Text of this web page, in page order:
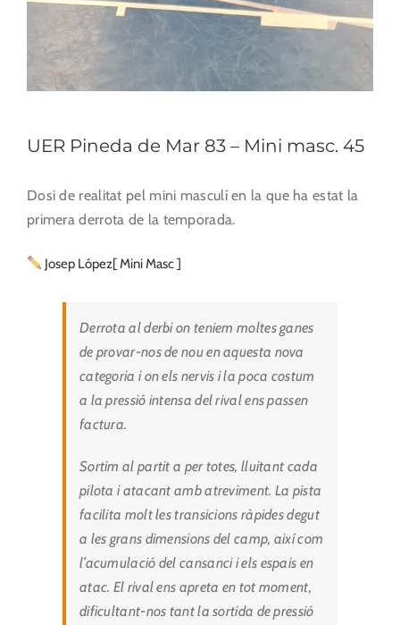
UER Pineda de Mar 83 – Mini masc. 45
Dosi de realitat pel mini masculí en la que ha estat la
primera derrota de la temporada.
Josep López[ Mini Masc ]
Derrota al derbi on teniem moltes ganes
de provar-nos de nou en aquesta nova
categoria i on els nervis i la poca costum
a la pressió intensa del rival ens passen
factura.
Sortim al partit a per totes, lluitant cada
pilota i atacant amb atreviment. La pista
facilita molt les transicions ràpides degut
a les grans dimensions del camp, així com
l’acumulació del cansanci i els espais en
atac. El rival ens apreta en tot moment,
dificultant-nos tant la sortida de pressió